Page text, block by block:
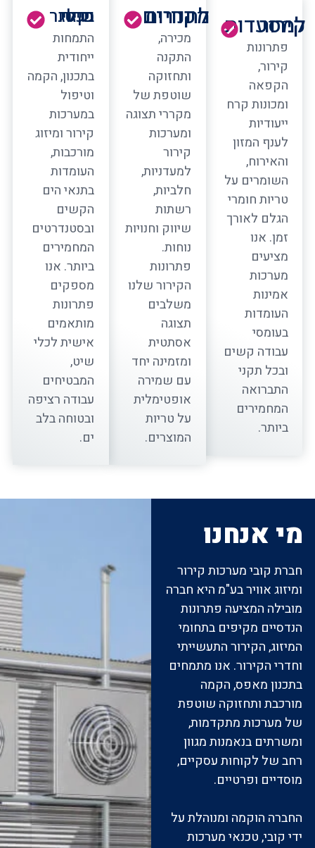
קירור למסעדות
פתרונות
קירור,
הקפאה
ומכונות קרח
ייעודיות
לענף המזון
והאירוח,
השומרים על
טריות חומרי
הגלם לאורך
זמן. אנו
מציעים
מערכות
אמינות
העומדות
בעומסי
עבודה קשים
ובכל תקני
התברואה
המחמירים
ביותר.
מקררים לחנויות
מכירה,
התקנה
ותחזוקה
שוטפת של
מקררי תצוגה
ומערכות
קירור
למעדניות,
חלביות,
רשתות
שיווק וחנויות
נוחות.
פתרונות
הקירור שלנו
משלבים
תצוגה
אסתטית
ומזמינה יחד
עם שמירה
אופטימלית
על טריות
המוצרים.
מיזוג וקירור בכלי שיט
התמחות
ייחודית
בתכנון, הקמה
וטיפול
במערכות
קירור ומיזוג
מורכבות,
העומדות
בתנאי הים
הקשים
ובסטנדרטים
המחמירים
ביותר. אנו
מספקים
פתרונות
מותאמים
אישית לכלי
שיט,
המבטיחים
עבודה רציפה
ובטוחה בלב
ים.
מי אנחנו
חברת קובי מערכות קירור
ומיזוג אוויר בע"מ היא חברה
מובילה המציעה פתרונות
הנדסיים מקיפים בתחומי
המיזוג, הקירור התעשייתי
וחדרי הקירור. אנו מתמחים
בתכנון מאפס, הקמה
מורכבת ותחזוקה שוטפת
של מערכות מתקדמות,
ומשרתים בנאמנות מגוון
רחב של לקוחות עסקיים,
מוסדיים ופרטיים.
החברה הוקמה ומנוהלת על
ידי קובי, טכנאי מערכות